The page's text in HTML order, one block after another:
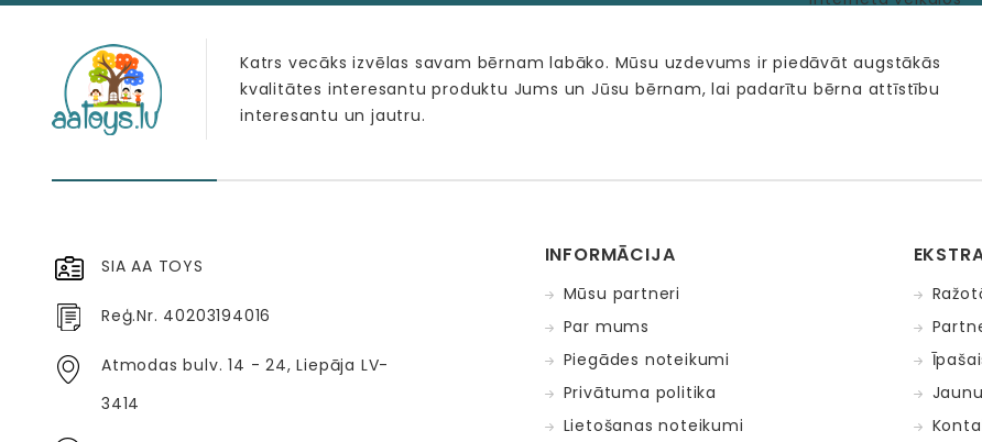
Katrs vecāks izvēlas savam bērnam labāko. Mūsu uzdevums ir piedāvāt augstākās
kvalitātes interesantu produktu Jums un Jūsu bērnam, lai padarītu bērna attīstību
interesantu un jautru.
SIA AA TOYS
Reģ.Nr. 40203194016
Atmodas bulv. 14 - 24, Liepāja LV-
3414
INFORMĀCIJA
Mūsu partneri
Par mums
Piegādes noteikumi
Privātuma politika
Lietošanas noteikumi